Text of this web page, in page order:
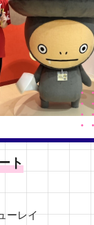
ト
ーレイ